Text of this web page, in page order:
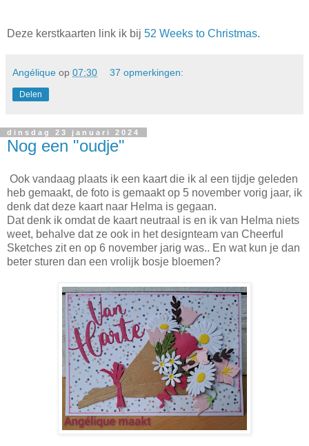
Deze kerstkaarten link ik bij 52 Weeks to Christmas.
Angélique op 07:30 37 opmerkingen:
Delen
dinsdag 23 januari 2024
Nog een "oudje"
Ook vandaag plaats ik een kaart die ik al een tijdje geleden
heb gemaakt, de foto is gemaakt op 5 november vorig jaar, ik
denk dat deze kaart naar Helma is gegaan.
Dat denk ik omdat de kaart neutraal is en ik van Helma niets
weet, behalve dat ze ook in het designteam van Cheerful
Sketches zit en op 6 november jarig was.. En wat kun je dan
beter sturen dan een vrolijk bosje bloemen?